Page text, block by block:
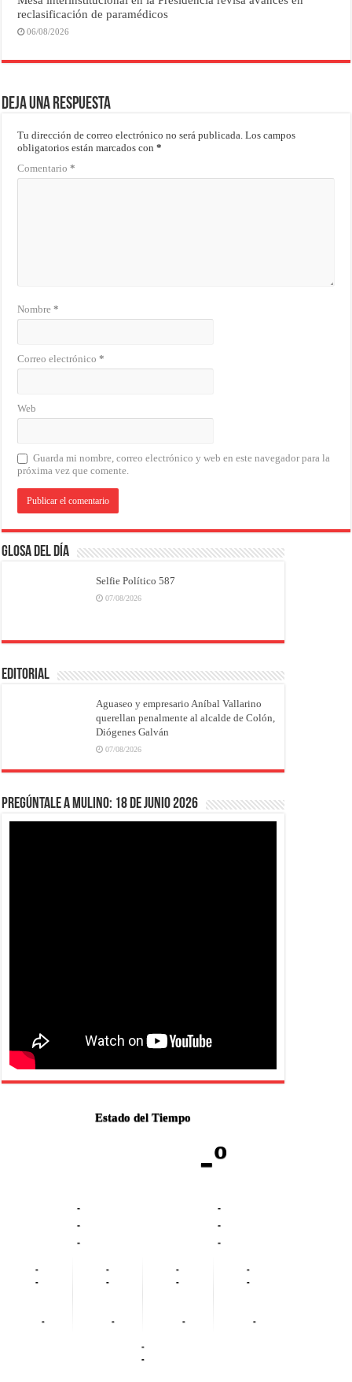
reclasificación de paramédicos
06/08/2026
Deja una respuesta
Tu dirección de correo electrónico no será publicada. Los campos
obligatorios están marcados con*
Comentario*
Nombre*
Correo electrónico*
Web
Guarda mi nombre, correo electrónico y web en este navegador para la
próxima vez que comente.
Glosa del Día
Selfie Político 587
07/08/2026
EDITORIAL
Aguaseo y empresario Aníbal Vallarino
querellan penalmente al alcalde de Colón,
Diógenes Galván
07/08/2026
Pregúntale a Mulino: 18 de junio 2026
Estado del Tiempo
-º
-
-
-
-
-
-
-
-
-
-
-
-
-
-
-
-
-
-
-
-